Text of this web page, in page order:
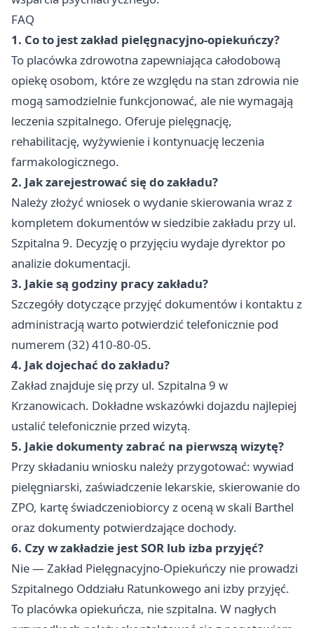
FAQ
1. Co to jest zakład pielęgnacyjno-opiekuńczy?
To placówka zdrowotna zapewniająca całodobową
opiekę osobom, które ze względu na stan zdrowia nie
mogą samodzielnie funkcjonować, ale nie wymagają
leczenia szpitalnego. Oferuje pielęgnację,
rehabilitację, wyżywienie i kontynuację leczenia
farmakologicznego.
2. Jak zarejestrować się do zakładu?
Należy złożyć wniosek o wydanie skierowania wraz z
kompletem dokumentów w siedzibie zakładu przy ul.
Szpitalna 9. Decyzję o przyjęciu wydaje dyrektor po
analizie dokumentacji.
3. Jakie są godziny pracy zakładu?
Szczegóły dotyczące przyjęć dokumentów i kontaktu z
administracją warto potwierdzić telefonicznie pod
numerem (32) 410-80-05.
4. Jak dojechać do zakładu?
Zakład znajduje się przy ul. Szpitalna 9 w
Krzanowicach. Dokładne wskazówki dojazdu najlepiej
ustalić telefonicznie przed wizytą.
5. Jakie dokumenty zabrać na pierwszą wizytę?
Przy składaniu wniosku należy przygotować: wywiad
pielęgniarski, zaświadczenie lekarskie, skierowanie do
ZPO, kartę świadczeniobiorcy z oceną w skali Barthel
oraz dokumenty potwierdzające dochody.
6. Czy w zakładzie jest SOR lub izba przyjęć?
Nie — Zakład Pielęgnacyjno-Opiekuńczy nie prowadzi
Szpitalnego Oddziału Ratunkowego ani izby przyjęć.
To placówka opiekuńcza, nie szpitalna. W nagłych